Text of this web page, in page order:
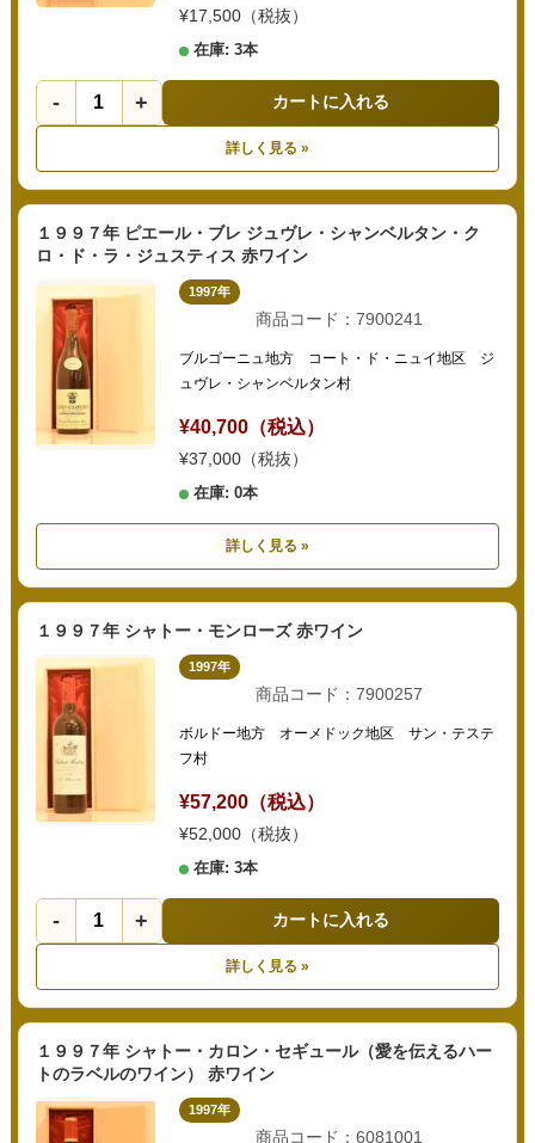
¥17,500（税抜）
在庫: 3本
- + カートに入れる
詳しく見る »
１９９７年 ピエール・ブレ ジュヴレ・シャンベルタン・ク
ロ・ド・ラ・ジュスティス 赤ワイン
1997年
商品コード：7900241
ブルゴーニュ地方 コート・ド・ニュイ地区 ジ
ュヴレ・シャンベルタン村
¥40,700（税込）
¥37,000（税抜）
在庫: 0本
詳しく見る »
１９９７年 シャトー・モンローズ 赤ワイン
1997年
商品コード：7900257
ボルドー地方 オーメドック地区 サン・テステ
フ村
¥57,200（税込）
¥52,000（税抜）
在庫: 3本
- + カートに入れる
詳しく見る »
１９９７年 シャトー・カロン・セギュール（愛を伝えるハー
トのラベルのワイン） 赤ワイン
1997年
商品コード：6081001